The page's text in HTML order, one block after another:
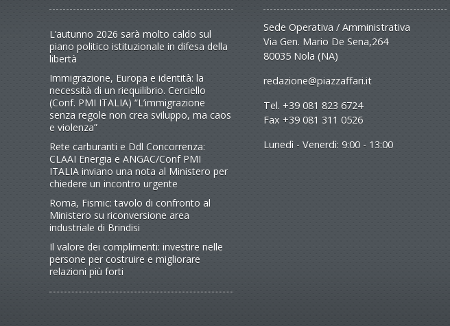
L’autunno 2026 sarà molto caldo sul
piano politico istituzionale in difesa della
libertà
Immigrazione, Europa e identità: la
necessità di un riequilibrio. Cerciello
(Conf. PMI ITALIA) “L’immigrazione
senza regole non crea sviluppo, ma caos
e violenza”
Rete carburanti e Ddl Concorrenza:
CLAAI Energia e ANGAC/Conf PMI
ITALIA inviano una nota al Ministero per
chiedere un incontro urgente
Roma, Fismic: tavolo di confronto al
Ministero su riconversione area
industriale di Brindisi
Il valore dei complimenti: investire nelle
persone per costruire e migliorare
relazioni più forti
Sede Operativa / Amministrativa
Via Gen. Mario De Sena,264
80035 Nola (NA)
redazione@piazzaffari.it
Tel. +39 081 823 6724
Fax +39 081 311 0526
Lunedì - Venerdì: 9:00 - 13:00